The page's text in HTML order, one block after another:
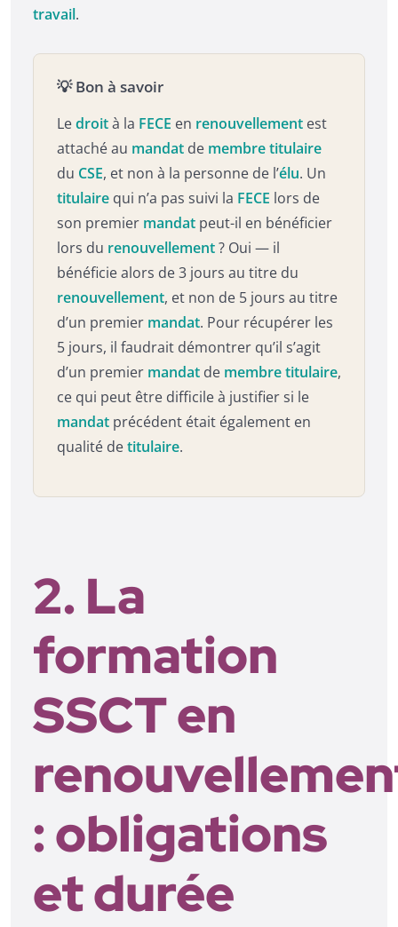
travail.
💡 Bon à savoir
Ledroità la FECE en renouvellement est
attaché au mandat de membre titulaire
du CSE, et non à la personne de l’élu. Un
titulaire qui n’a pas suivi la FECE lors de
son premier mandat peut-il en bénéficier
lors du renouvellement? Oui — il
bénéficie alors de 3 jours au titre du
renouvellement, et non de 5 jours au titre
d’un premier mandat. Pour récupérer les
5 jours, il faudrait démontrer qu’il s’agit
d’un premier mandat de membre titulaire,
ce qui peut être difficile à justifier si le
mandat précédent était également en
qualité detitulaire.
2. La
formation
SSCT en
: obligations
et durée